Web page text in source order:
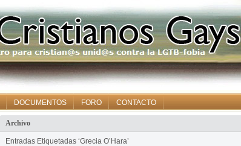
DOCUMENTOS FORO CONTACTO
Archivo
Entradas Etiquetadas ‘Grecia O’Hara’